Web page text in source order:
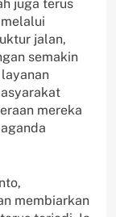
juga terus
jalan,
semakin
mereka
membiarkan